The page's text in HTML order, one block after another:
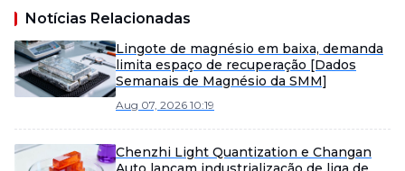
Notícias Relacionadas
Lingote de magnésio em baixa, demanda
limita espaço de recuperação [Dados
Semanais de Magnésio da SMM]
Aug 07, 2026 10:19
Chenzhi Light Quantization e Changan